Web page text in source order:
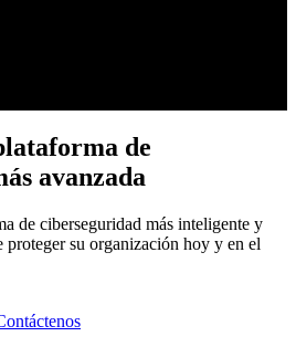
de
avanzada
de ciberseguridad más inteligente y
proteger su organización hoy y en el